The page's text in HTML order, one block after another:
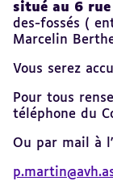
situé au 6
des-fossés (
Marcelin
Vous serez
Pour tous
téléphone du
Ou par mail à